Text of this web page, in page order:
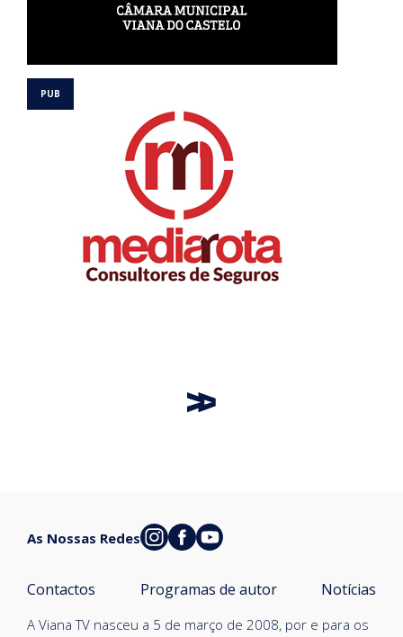
A Viana TV nasceu a 5 de março de 2008, por e para os
Contactos Programas de autor Notícias
As Nossas Redes